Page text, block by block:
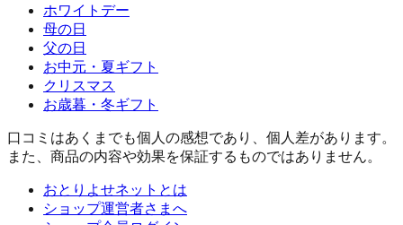
ホワイトデー
母の日
父の日
お中元・夏ギフト
クリスマス
お歳暮・冬ギフト
口コミはあくまでも個人の感想であり、個人差があります。
また、商品の内容や効果を保証するものではありません。
おとりよせネットとは
ショップ運営者さまへ